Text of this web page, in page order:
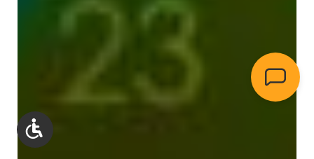
Werkzeugleiste anzeigen